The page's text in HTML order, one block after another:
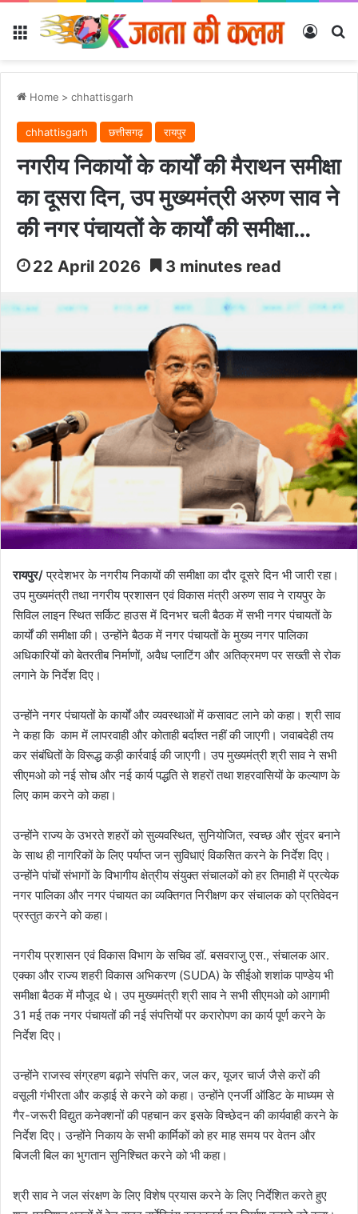
Menu Log In
Home > chhattisgarh
chhattisgarh छत्तीसगढ़ रायपुर
नगरीय निकायों के कार्यों की मैराथन समीक्षा
का दूसरा दिन, उप मुख्यमंत्री अरुण साव ने
की नगर पंचायतों के कार्यों की समीक्षा…
22 April 2026 3 minutes read
रायपुर/प्रदेशभर के नगरीय निकायों की समीक्षा का दौर दूसरे दिन भी जारी रहा।
उप मुख्यमंत्री तथा नगरीय प्रशासन एवं विकास मंत्री अरुण साव ने रायपुर के
सिविल लाइन स्थित सर्किट हाउस में दिनभर चली बैठक में सभी नगर पंचायतों के
कार्यों की समीक्षा की। उन्होंने बैठक में नगर पंचायतों के मुख्य नगर पालिका
अधिकारियों को बेतरतीब निर्माणों, अवैध प्लाटिंग और अतिक्रमण पर सख्ती से रोक
लगाने के निर्देश दिए।
उन्होंने नगर पंचायतों के कार्यों और व्यवस्थाओं में कसावट लाने को कहा। श्री साव
ने कहा कि काम में लापरवाही और कोताही बर्दाश्त नहीं की जाएगी। जवाबदेही तय
कर संबंधितों के विरूद्ध कड़ी कार्रवाई की जाएगी। उप मुख्यमंत्री श्री साव ने सभी
सीएमओ को नई सोच और नई कार्य पद्धति से शहरों तथा शहरवासियों के कल्याण के
लिए काम करने को कहा।
उन्होंने राज्य के उभरते शहरों को सुव्यवस्थित, सुनियोजित, स्वच्छ और सुंदर बनाने
के साथ ही नागरिकों के लिए पर्याप्त जन सुविधाएं विकसित करने के निर्देश दिए।
उन्होंने पांचों संभागों के विभागीय क्षेत्रीय संयुक्त संचालकों को हर तिमाही में प्रत्येक
नगर पालिका और नगर पंचायत का व्यक्तिगत निरीक्षण कर संचालक को प्रतिवेदन
प्रस्तुत करने को कहा।
नगरीय प्रशासन एवं विकास विभाग के सचिव डॉ. बसवराजु एस., संचालक आर.
एक्का और राज्य शहरी विकास अभिकरण (SUDA) के सीईओ शशांक पाण्डेय भी
समीक्षा बैठक में मौजूद थे। उप मुख्यमंत्री श्री साव ने सभी सीएमओ को आगामी
31 मई तक नगर पंचायतों की नई संपत्तियों पर करारोपण का कार्य पूर्ण करने के
निर्देश दिए।
उन्होंने राजस्व संग्रहण बढ़ाने संपत्ति कर, जल कर, यूजर चार्ज जैसे करों की
वसूली गंभीरता और कड़ाई से करने को कहा। उन्होंने एनर्जी ऑडिट के माध्यम से
गैर-जरूरी विद्युत कनेक्शनों की पहचान कर इसके विच्छेदन की कार्यवाही करने के
निर्देश दिए। उन्होंने निकाय के सभी कार्मिकों को हर माह समय पर वेतन और
बिजली बिल का भुगतान सुनिश्चित करने को भी कहा।
श्री साव ने जल संरक्षण के लिए विशेष प्रयास करने के लिए निर्देशित करते हुए